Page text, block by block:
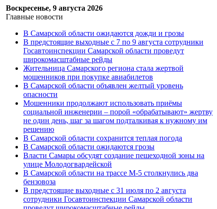
Воскресенье, 9 августа 2026
Главные новости
В Самарской области ожидаются дожди и грозы
В предстоящие выходные с 7 по 9 августа сотрудники
Госавтоинспекции Самарской области проведут
широкомасштабные рейды
Жительница Самарского региона стала жертвой
мошенников при покупке авиабилетов
В Самарской области объявлен желтый уровень
опасности
Мошенники продолжают использовать приёмы
социальной инженерии – порой «обрабатывают» жертву
не один день, шаг за шагом подталкивая к нужному им
решению
В Самарской области сохранится теплая погода
В Самарской области ожидаются грозы
Власти Самары обсудят создание пешеходной зоны на
улице Молодогвардейской
В Самарской области на трассе М-5 столкнулись два
бензовоза
В предстоящие выходные с 31 июля по 2 августа
сотрудники Госавтоинспекции Самарской области